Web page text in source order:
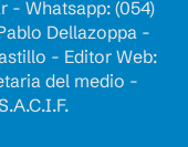
- Whatsapp: (054)
Dellazoppa -
- Editor Web:
del medio -